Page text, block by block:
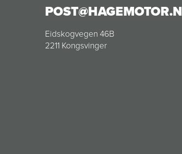
Eidskogvegen 46B
2211 Kongsvinger